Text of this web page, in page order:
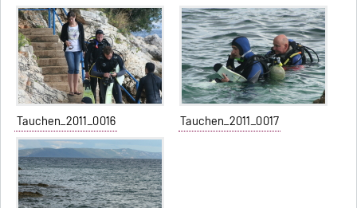
Tauchen_2011_0016 Tauchen_2011_0017